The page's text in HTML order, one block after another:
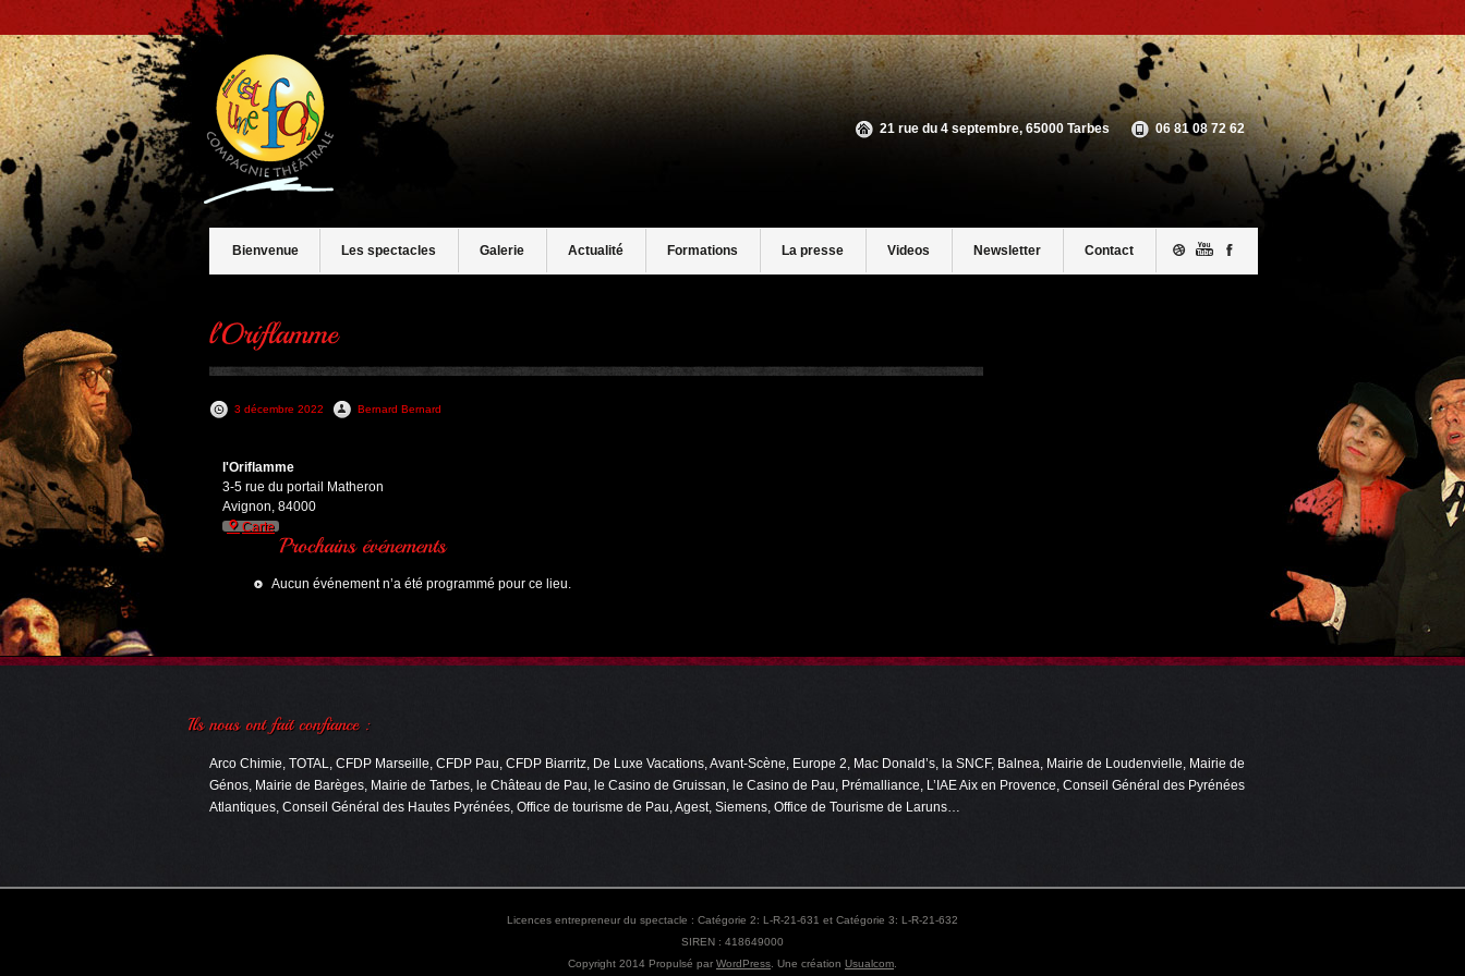
21 rue du 4 septembre, 65000 Tarbes 06 81 08 72 62
Bienvenue Les spectacles Galerie Actualité Formations La presse Videos Newsletter Contact
3 décembre 2022 Bernard Bernard
l'Oriflamme
3-5 rue du portail Matheron
Avignon, 84000
Cartel'Oriflamme
Aucun événement n’a été programmé pour ce lieu.
Arco Chimie, TOTAL, CFDP Marseille, CFDP Pau, CFDP Biarritz, De Luxe Vacations, Avant-Scène, Europe 2, Mac Donald’s, la SNCF, Balnea, Mairie de Loudenvielle, Mairie de
Génos, Mairie de Barèges, Mairie de Tarbes, le Château de Pau, le Casino de Gruissan, le Casino de Pau, Prémalliance, L’IAE Aix en Provence, Conseil Général des Pyrénées
Atlantiques, Conseil Général des Hautes Pyrénées, Office de tourisme de Pau, Agest, Siemens, Office de Tourisme de Laruns…
Licences entrepreneur du spectacle : Catégorie 2: L-R-21-631 et Catégorie 3: L-R-21-632
SIREN : 418649000
Copyright 2014 Propulsé par WordPress . Une création Usualcom